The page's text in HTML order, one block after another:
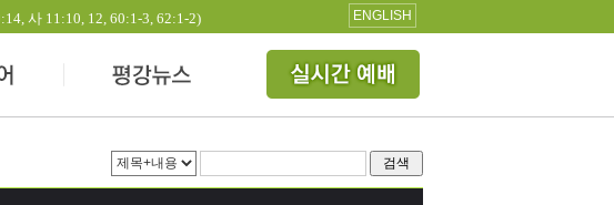
사 11:10, 12, 60:1-3, 62:1-2) ENGLISH
검색